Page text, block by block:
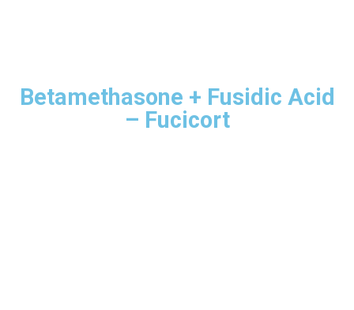
Betamethasone + Fusidic Acid
– Fucicort